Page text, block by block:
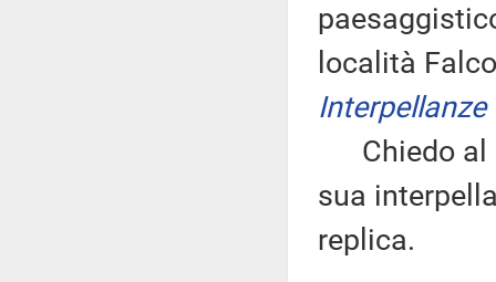
località
Chiedo al
sua
replica.